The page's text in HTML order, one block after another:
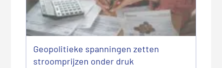
Geopolitieke spanningen zetten
stroomprijzen onder druk